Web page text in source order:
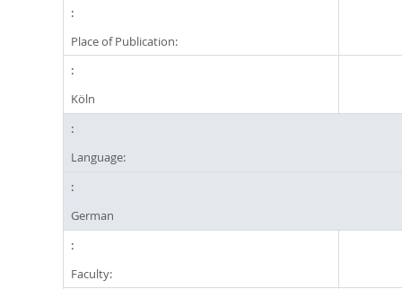
Place of Publication:
Köln
Language:
German
Faculty: